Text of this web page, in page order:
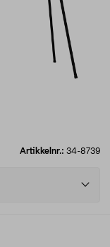
Artikkelnr.: 34-8739